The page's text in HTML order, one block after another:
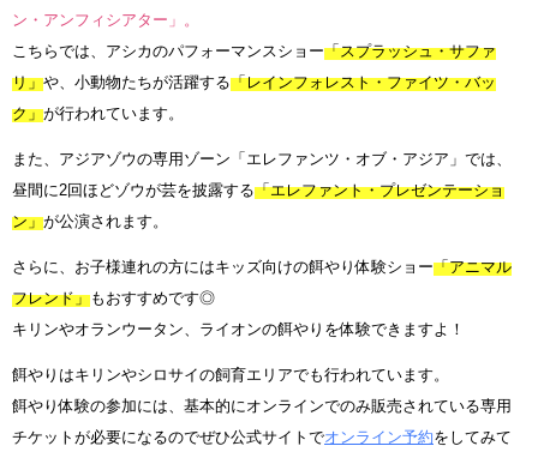
ン・アンフィシアター」。
こちらでは、アシカのパフォーマンスショー「スプラッシュ・サファ
リ」や、小動物たちが活躍する「レインフォレスト・ファイツ・バッ
ク」が行われています。
また、アジアゾウの専用ゾーン「エレファンツ・オブ・アジア」では、
昼間に2回ほどゾウが芸を披露する「エレファント・プレゼンテーショ
ン」が公演されます。
さらに、お子様連れの方にはキッズ向けの餌やり体験ショー「アニマル
フレンド」もおすすめです◎
キリンやオランウータン、ライオンの餌やりを体験できますよ！
餌やりはキリンやシロサイの飼育エリアでも行われています。
餌やり体験の参加には、基本的にオンラインでのみ販売されている専用
チケットが必要になるのでぜひ公式サイトでオンライン予約をしてみて